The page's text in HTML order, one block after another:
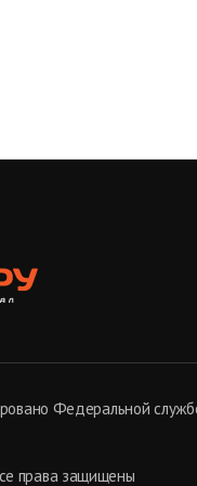
Федеральной
права защищены